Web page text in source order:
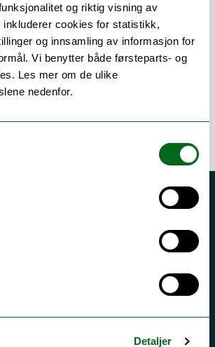
og riktig visning av
inkluderer cookies for statistikk,
og innsamling av informasjon for
Vi benytter både førsteparts- og
Les mer om de ulike
nedenfor.
Detaljer
og undervisning
UiT